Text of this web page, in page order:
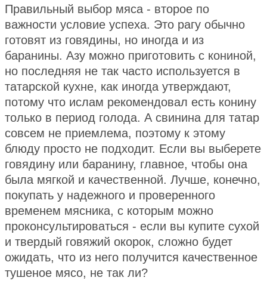
Правильный выбор мяса - второе по
важности условие успеха. Это рагу обычно
готовят из говядины, но иногда и из
баранины. Азу можно приготовить с кониной,
но последняя не так часто используется в
татарской кухне, как иногда утверждают,
потому что ислам рекомендовал есть конину
только в период голода. А свинина для татар
совсем не приемлема, поэтому к этому
блюду просто не подходит. Если вы выберете
говядину или баранину, главное, чтобы она
была мягкой и качественной. Лучше, конечно,
покупать у надежного и проверенного
временем мясника, с которым можно
проконсультироваться - если вы купите сухой
и твердый говяжий окорок, сложно будет
ожидать, что из него получится качественное
тушеное мясо, не так ли?